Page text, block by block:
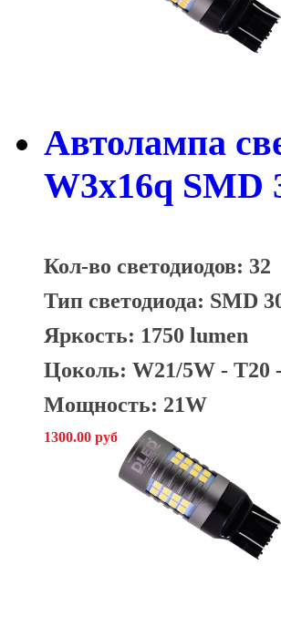
Автолампа
W3х16q SMD
Кол-во светодиодов: 32
Тип светодиода: SMD
Яркость: 1750 lumen
Цоколь: W21/5W - T20
Мощность: 21W
1300.00 руб